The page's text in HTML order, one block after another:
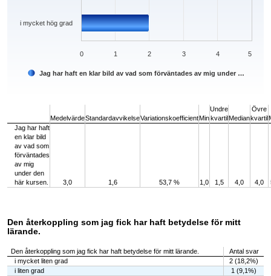
Jag har haft en klar bild av vad som förväntades av mig under …
i mycket hög grad
0 1 2 3 4 5
MedelvärdeStandardavvikelseVariationskoefficientMin
Undre
kvartilMedian
Övre
kvartil
Jag har haft
en klar bild
av vad som
förväntades
av mig
under den
här kursen.
3,0 1,6 53,7 % 1,0 1,5 4,0 4,0
Den återkoppling som jag fick har haft betydelse för mitt
lärande.
Den återkoppling som jag fick har haft betydelse för mitt lärande.
Antal svar
i mycket liten grad
2 (18,2%)
i liten grad
1 (9,1%)